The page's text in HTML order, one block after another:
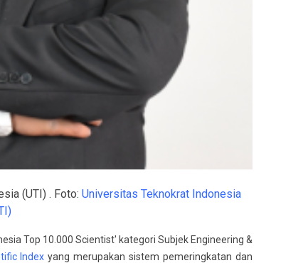
(UTI) . Foto: Universitas Teknokrat Indonesia
Top 10.000 Scientist' kategori Subjek Engineering &
Index yang merupakan sistem pemeringkatan dan